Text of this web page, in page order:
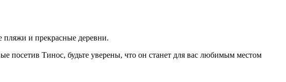
пляжи и прекрасные деревни.
посетив Тинос, будьте уверены, что он станет для вас любимым местом